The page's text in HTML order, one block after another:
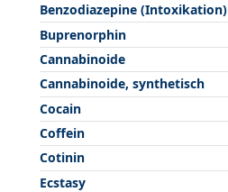
Benzodiazepine (Intoxikation)
Buprenorphin
Cannabinoide
Cannabinoide, synthetisch
Cocain
Coffein
Cotinin
Ecstasy